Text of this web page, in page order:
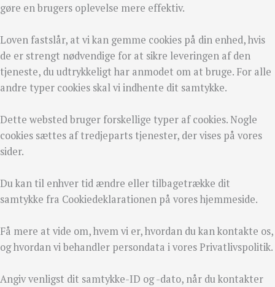
gøre en brugers oplevelse mere effektiv.
Loven fastslår, at vi kan gemme cookies på din enhed, hvis
de er strengt nødvendige for at sikre leveringen af den
tjeneste, du udtrykkeligt har anmodet om at bruge. For alle
andre typer cookies skal vi indhente dit samtykke.
Dette websted bruger forskellige typer af cookies. Nogle
cookies sættes af tredjeparts tjenester, der vises på vores
sider.
Du kan til enhver tid ændre eller tilbagetrække dit
samtykke fra Cookiedeklarationen på vores hjemmeside.
Få mere at vide om, hvem vi er, hvordan du kan kontakte os,
og hvordan vi behandler persondata i vores Privatlivspolitik.
Angiv venligst dit samtykke-ID og -dato, når du kontakter